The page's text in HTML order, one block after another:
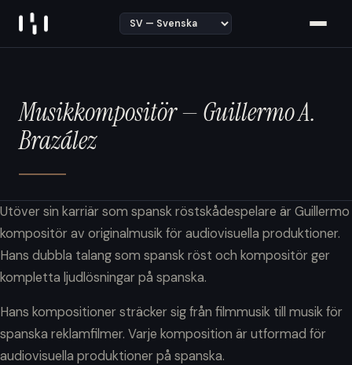
Skip to content
Musikkompositör — Guillermo A.
Brazález
Utöver sin karriär som spansk röstskådespelare är Guillermo
kompositör av originalmusik för audiovisuella produktioner.
Hans dubbla talang som spansk röst och kompositör ger
kompletta ljudlösningar på spanska.
Hans kompositioner sträcker sig från filmmusik till musik för
spanska reklamfilmer. Varje komposition är utformad för
audiovisuella produktioner på spanska.